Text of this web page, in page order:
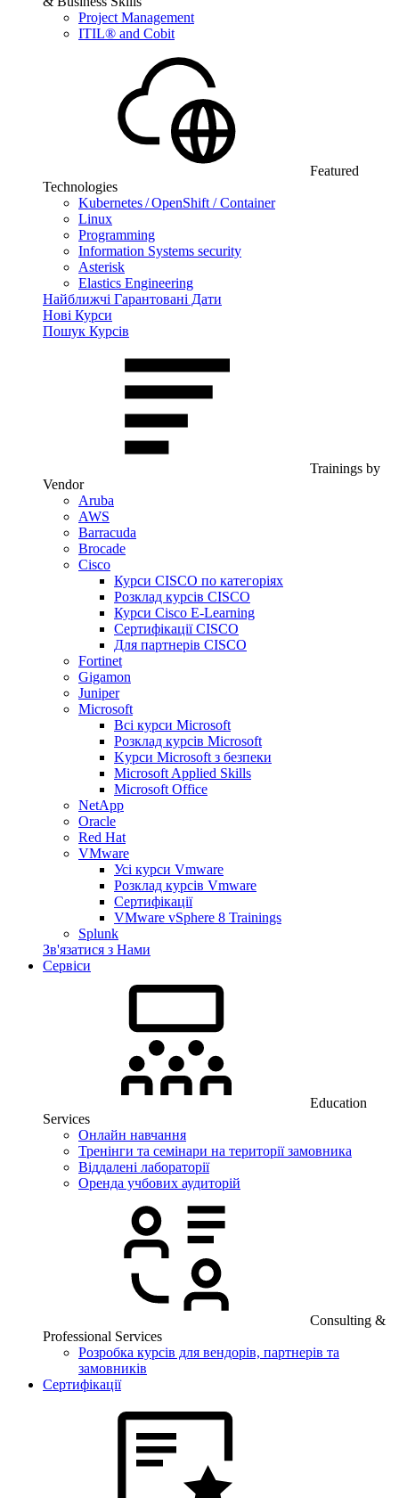
Project Management
ITIL® and Cobit
Featured
Technologies
Kubernetes / OpenShift / Container
Linux
Programming
Information Systems security
Asterisk
Elastics Engineering
Найближчі Гарантовані Дати
Нові Курси
Пошук Курсів
Trainings by
Vendor
Aruba
AWS
Barracuda
Brocade
Cisco
Курси CISCO по категоріях
Розклад курсів CISCO
Курси Cisco E-Learning
Сертифікації CISCO
Для партнерів CISCO
Fortinet
Gigamon
Juniper
Microsoft
Всі курси Microsoft
Розклад курсів Microsoft
Kyрси Microsoft з безпеки
Microsoft Applied Skills
Microsoft Office
NetApp
Oracle
Red Hat
VMware
Усі курси Vmware
Розклад курсів Vmware
Сертифікації
VMware vSphere 8 Trainings
Splunk
Зв'язатися з Нами
Сервіси
Education
Services
Онлайн навчання
Тренінги та семінари на території замовника
Віддалені лабораторії
Оренда учбових аудиторій
Consulting &
Professional Services
Розробка курсів для вендорів, партнерів та
замовників
Сертифікації